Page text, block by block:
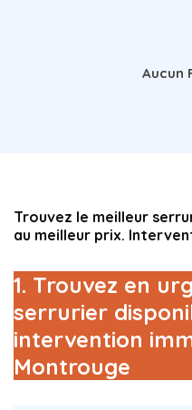
Aucun
Trouvez le meilleur
au meilleur prix.
1. Trouvez en
serrurier
intervention
Montrouge